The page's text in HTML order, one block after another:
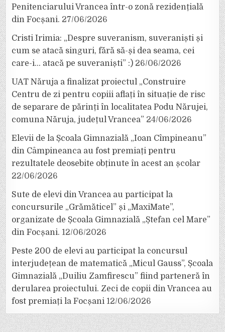
Penitenciarului Vrancea într-o zonă rezidențială
din Focșani. 27/06/2026
Cristi Irimia: „Despre suveranism, suveraniști și
cum se atacă singuri, fără să-și dea seama, cei
care-i… atacă pe suveraniști” :) 26/06/2026
UAT Năruja a finalizat proiectul „Construire
Centru de zi pentru copiii aflați în situație de risc
de separare de părinți în localitatea Podu Nărujei,
comuna Năruja, județul Vrancea” 24/06/2026
Elevii de la Școala Gimnazială „Ioan Cîmpineanu”
din Câmpineanca au fost premiați pentru
rezultatele deosebite obținute în acest an școlar
22/06/2026
Sute de elevi din Vrancea au participat la
concursurile „Grămăticel” și „MaxiMate”,
organizate de Școala Gimnazială „Ștefan cel Mare”
din Focșani. 12/06/2026
Peste 200 de elevi au participat la concursul
interjudețean de matematică „Micul Gauss”, Școala
Gimnazială „Duiliu Zamfirescu” fiind parteneră în
derularea proiectului. Zeci de copii din Vrancea au
fost premiați la Focșani 12/06/2026